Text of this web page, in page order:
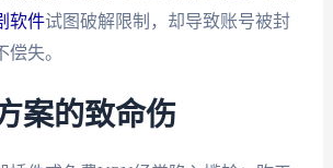
软件试图破解限制，却导致账号被封
失。
案的致命伤